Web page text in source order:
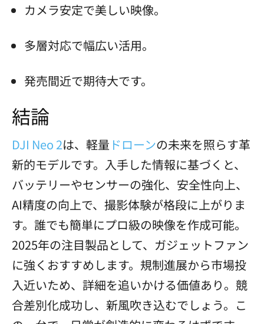
カメラ安定で美しい映像。
多層対応で幅広い活用。
発売間近で期待大です。
結論
DJI Neo 2は、軽量 ドローンの未来を照らす革
新的モデルです。入手した情報に基づくと、
バッテリーやセンサーの強化、安全性向上、
AI精度の向上で、撮影体験が格段に上がりま
す。誰でも簡単にプロ級の映像を作成可能。
2025年の注目製品として、ガジェットファン
に強くおすすめします。規制進展から市場投
入近いため、詳細を追いかける価値あり。競
合差別化成功し、新風吹き込むでしょう。こ